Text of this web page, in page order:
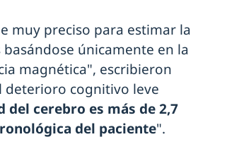
muy preciso para estimar la
únicamente en la
magnética", escribieron
deterioro cognitivo leve
cerebro es más de 2,7
del paciente".